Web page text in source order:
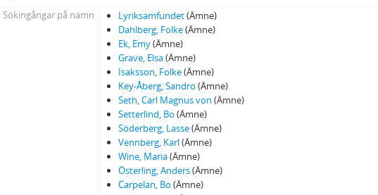
Sökingångar på namn Lyriksamfundet(Ämne)
Dahlberg, Folke(Ämne)
Ek, Emy(Ämne)
Grave, Elsa(Ämne)
Isaksson, Folke(Ämne)
Key-Åberg, Sandro (Ämne)
Seth, Carl Magnus von (Ämne)
Setterlind, Bo (Ämne)
Söderberg, Lasse(Ämne)
Vennberg, Karl(Ämne)
Wine, Maria(Ämne)
Österling, Anders(Ämne)
Carpelan, Bo (Ämne)